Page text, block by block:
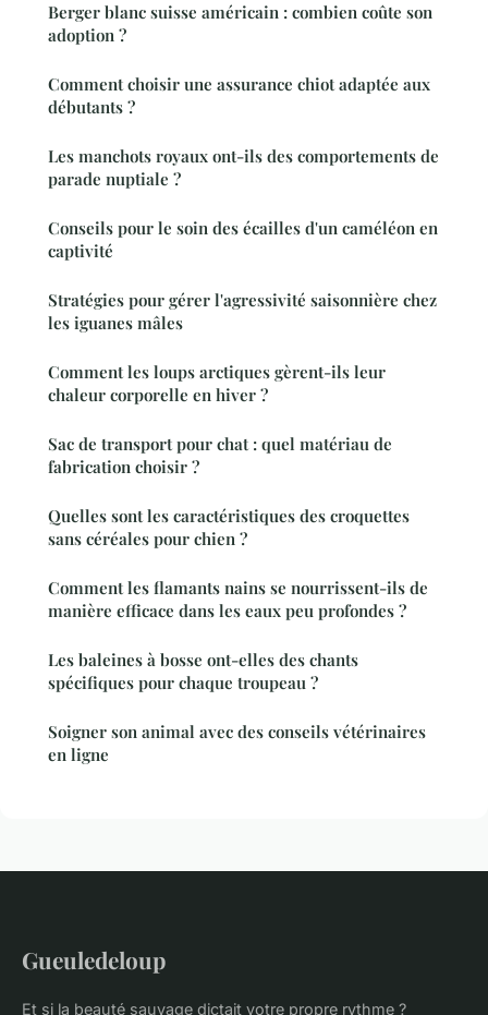
Berger blanc suisse américain : combien coûte son
adoption ?
Comment choisir une assurance chiot adaptée aux
débutants ?
Les manchots royaux ont-ils des comportements de
parade nuptiale ?
Conseils pour le soin des écailles d'un caméléon en
captivité
Stratégies pour gérer l'agressivité saisonnière chez
les iguanes mâles
Comment les loups arctiques gèrent-ils leur
chaleur corporelle en hiver ?
Sac de transport pour chat : quel matériau de
fabrication choisir ?
Quelles sont les caractéristiques des croquettes
sans céréales pour chien ?
Comment les flamants nains se nourrissent-ils de
manière efficace dans les eaux peu profondes ?
Les baleines à bosse ont-elles des chants
spécifiques pour chaque troupeau ?
Soigner son animal avec des conseils vétérinaires
en ligne
Gueuledeloup
Et si la beauté sauvage dictait votre propre rythme ?